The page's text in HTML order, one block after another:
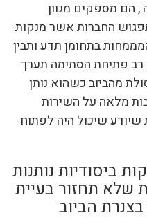
, הם מספקים מגוון
החברות אשר מנקות
בתחומן תדע ותבין
רב פתיחת הסתימה תערך
מהביוב כשהוא נותן
מלאה על השירות
שיודע שיכול היה לפתוח
ביסודיות נותנות
שלא תחזור בעיית
הביוב